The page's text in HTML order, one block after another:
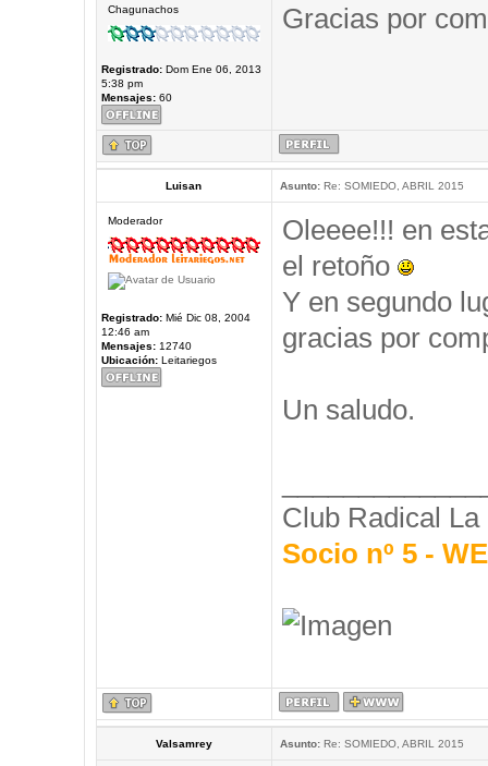
Chagunachos
Registrado:Dom Ene 06, 2013
5:38 pm
Mensajes:60
Gracias por
Luisan Asunto:Re: SOMIEDO, ABRIL 2015
Moderador
Registrado:Mié Dic 08, 2004
12:46 am
Mensajes:12740
Ubicación:Leitariegos
Oleeee!!! en
el retoño
Y en segundo
gracias por
Un saludo.
Club Radical La
Socio nº 5 -
Valsamrey Asunto:Re: SOMIEDO, ABRIL 2015